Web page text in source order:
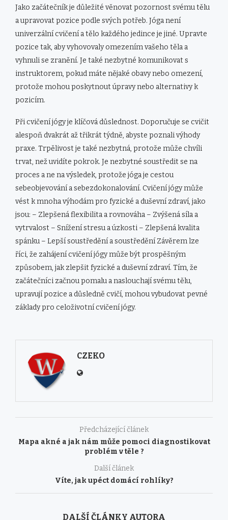
Jako začátečník je důležité věnovat pozornost svému tělu
a upravovat pozice podle svých potřeb. Jóga není
univerzální cvičení a tělo každého jedince je jiné. Upravte
pozice tak, aby vyhovovaly omezením vašeho těla a
vyhnuli se zranění. Je také nezbytné komunikovat s
instruktorem, pokud máte nějaké obavy nebo omezení,
protože mohou poskytnout úpravy nebo alternativy k
pozicím.
Při cvičení jógy je klíčová důslednost. Doporučuje se cvičit
alespoň dvakrát až třikrát týdně, abyste poznali výhody
praxe. Trpělivost je také nezbytná, protože může chvíli
trvat, než uvidíte pokrok. Je nezbytné soustředit se na
proces a ne na výsledek, protože jóga je cestou
sebeobjevování a sebezdokonalování. Cvičení jógy může
vést k mnoha výhodám pro fyzické a duševní zdraví, jako
jsou: – Zlepšená flexibilita a rovnováha – Zvýšená síla a
vytrvalost – Snížení stresu a úzkosti – Zlepšená kvalita
spánku – Lepší soustředění a soustředění Závěrem lze
říci, že zahájení cvičení jógy může být prospěšným
způsobem, jak zlepšit fyzické a duševní zdraví. Tím, že
začátečníci začnou pomalu a naslouchají svému tělu,
upravují pozice a důsledně cvičí, mohou vybudovat pevné
základy pro celoživotní cvičení jógy.
CZEKO
Předcházející článek
Mapa akné a jak nám může pomoci diagnostikovat
problém v těle ?
Další článek
Víte, jak upéct domácí rohlíky?
DALŠÍ ČLÁNKY AUTORA